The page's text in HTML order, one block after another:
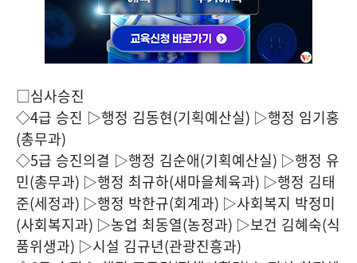
□심사승진
◇4급 승진 ▷행정 김동현(기획예산실) ▷행정 임기홍
(총무과)
◇5급 승진의결 ▷행정 김순애(기획예산실) ▷행정 유
민(총무과) ▷행정 최규하(새마을체육과) ▷행정 김태
준(세정과) ▷행정 박한규(회계과) ▷사회복지 박정미
(사회복지과) ▷농업 최동열(농정과) ▷보건 김혜숙(식
품위생과) ▷시설 김규년(관광진흥과)